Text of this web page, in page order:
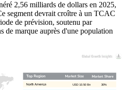
2,56 milliards de dollars en 2025,
segment devrait croître à un TCAC
de prévision, soutenu par
de marque auprès d'une population
30%
USD 10.50 Bn